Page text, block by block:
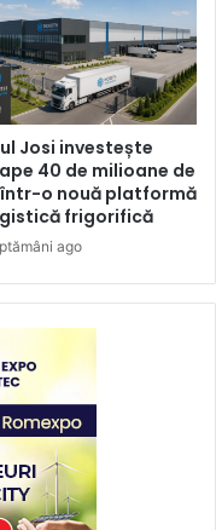
Josi investește
40 de milioane de
o nouă platformă
frigorifică
ago